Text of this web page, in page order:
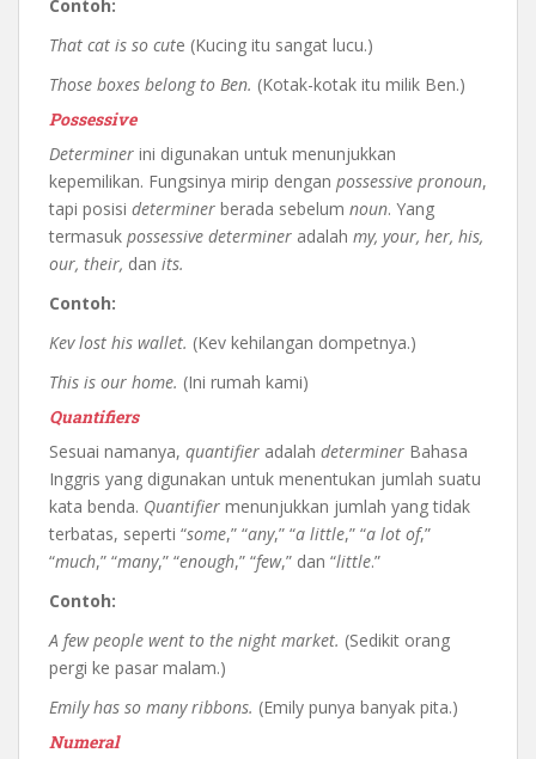
Contoh:
That cat is so cute (Kucing itu sangat lucu.)
Those boxes belong to Ben. (Kotak-kotak itu milik Ben.)
Possessive
Determiner ini digunakan untuk menunjukkan
kepemilikan. Fungsinya mirip dengan possessive pronoun,
tapi posisi determiner berada sebelum noun. Yang
termasuk possessive determiner adalah my, your, her, his,
our, their, dan its.
Contoh:
Kev lost his wallet. (Kev kehilangan dompetnya.)
This is our home. (Ini rumah kami)
Quantifiers
Sesuai namanya, quantifier adalah determiner Bahasa
Inggris yang digunakan untuk menentukan jumlah suatu
kata benda. Quantifier menunjukkan jumlah yang tidak
terbatas, seperti “some,” “any,” “a little,” “a lot of,”
“much,” “many,” “enough,” “few,” dan “little.”
Contoh:
A few people went to the night market. (Sedikit orang
pergi ke pasar malam.)
Emily has so many ribbons. (Emily punya banyak pita.)
Numeral